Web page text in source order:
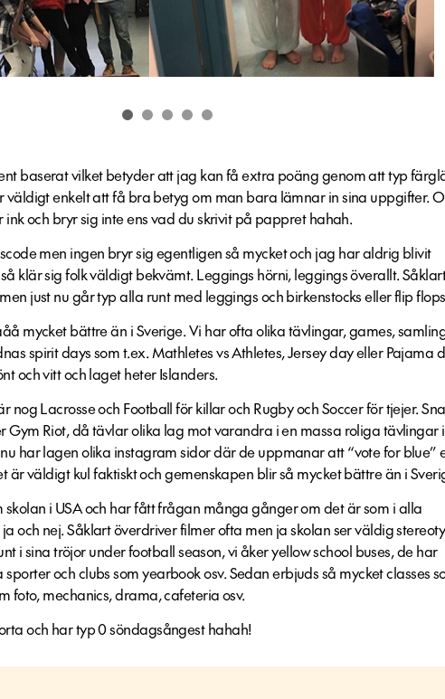
baserat vilket betyder att jag kan få extra poäng genom att typ
väldigt enkelt att få bra betyg om man bara lämnar in sina uppgifter.
och bryr sig inte ens vad du skrivit på pappret hahah.
men ingen bryr sig egentligen så mycket och jag har aldrig blivit
klär sig folk väldigt bekvämt. Leggings hörni, leggings överallt.
just nu går typ alla runt med leggings och birkenstocks eller flip
mycket bättre än i Sverige. Vi har ofta olika tävlingar, games,
spirit days som t.ex. Mathletes vs Athletes, Jersey day eller Pajama
och vitt och laget heter Islanders.
nog Lacrosse och Football för killar och Rugby och Soccer för tjejer.
Gym Riot, då tävlar olika lag mot varandra i en massa roliga tävlingar i
har lagen olika instagram sidor där de uppmanar att “vote for blue”
är väldigt kul faktiskt och gemenskapen blir så mycket bättre än i
skolan i USA och har fått frågan många gånger om det är som i alla
och nej. Såklart överdriver filmer ofta men ja skolan ser väldig
i sina tröjor under football season, vi åker yellow school buses, de har
sporter och clubs som yearbook osv. Sedan erbjuds så mycket classes
foto, mechanics, drama, cafeteria osv.
och har typ 0 söndagsångest hahah!